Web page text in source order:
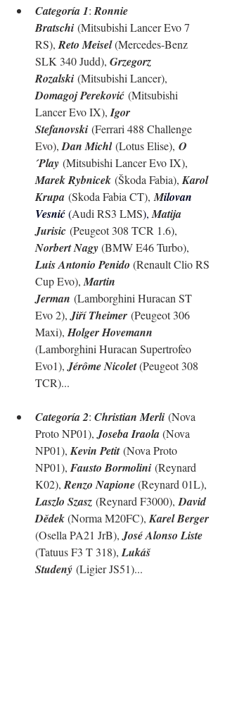
Categoría 1: Ronnie
Bratschi (Mitsubishi Lancer Evo 7
RS), Reto Meisel (Mercedes-Benz
SLK 340 Judd), Grzegorz
Rozalski (Mitsubishi Lancer),
Domagoj Pereković (Mitsubishi
Lancer Evo IX), Igor
Stefanovski (Ferrari 488 Challenge
Evo), Dan Michl (Lotus Elise), O
´Play (Mitsubishi Lancer Evo IX),
Marek Rybnicek (Škoda Fabia), Karol
Krupa (Skoda Fabia CT), Milovan
Vesnić (Audi RS3 LMS), Matija
Jurisic (Peugeot 308 TCR 1.6),
Norbert Nagy (BMW E46 Turbo),
Luis Antonio Penido (Renault Clio RS
Cup Evo), Martin
Jerman (Lamborghini Huracan ST
Evo 2), Jiří Theimer (Peugeot 306
Maxi), Holger Hovemann
(Lamborghini Huracan Supertrofeo
Evo1), Jérôme Nicolet (Peugeot 308
TCR)...
Categoría 2: Christian Merli (Nova
Proto NP01), Joseba Iraola (Nova
NP01), Kevin Petit (Nova Proto
NP01), Fausto Bormolini (Reynard
K02), Renzo Napione (Reynard 01L),
Laszlo Szasz (Reynard F3000), David
Dědek (Norma M20FC), Karel Berger
(Osella PA21 JrB), José Alonso Liste
(Tatuus F3 T 318), Lukáš
Studený (Ligier JS51)...